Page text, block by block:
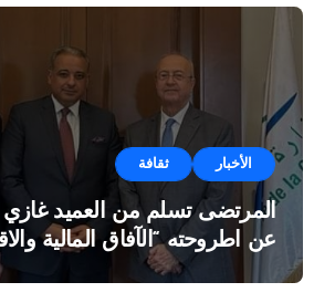
الأخبار ثقافة
المرتضى تسلم من العميد
عن اطروحته “الآفاق المالية